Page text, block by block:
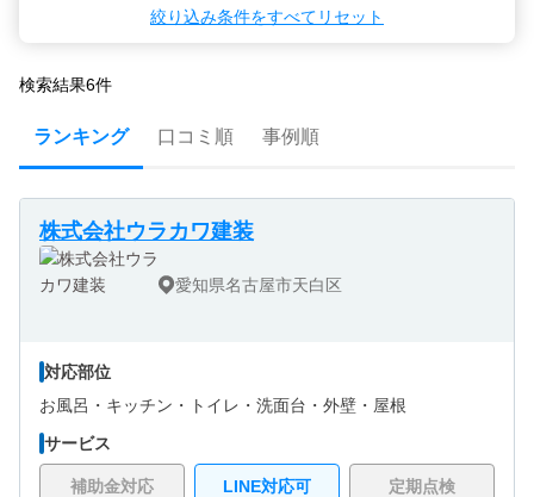
絞り込み条件をすべてリセット
検索結果6件
ランキング 口コミ順 事例順
株式会社ウラカワ建装
愛知県名古屋市天白区
対応部位
お風呂・ キッチン・ トイレ・ 洗面台・ 外壁・ 屋根
サービス
補助金対応 LINE対応可 定期点検